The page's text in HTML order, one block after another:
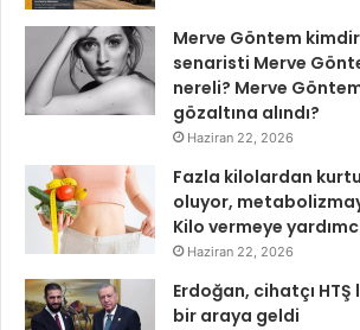
Merve Göntem
senaristi Merve
nereli? Merve
gözaltına alındı?
Haziran 22, 2026
Fazla kilolardan
oluyor,
Kilo vermeye
Haziran 22, 2026
Erdoğan, cihatçı
bir araya geldi